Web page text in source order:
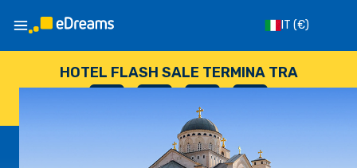
IT (€)
HOTEL FLASH SALE TERMINA TRA
MINUTI